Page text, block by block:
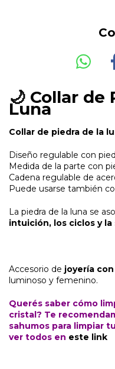
🌙 Collar de
Luna
Collar de piedra de la
Diseño regulable con
Medida de la parte con
Cadena regulable de
Puede usarse también
La piedra de la luna se
intuición, los ciclos y
Accesorio de joyería
luminoso y femenino.
Querés saber cómo
cristal? Te
sahumos para limpiar
ver todos en este link